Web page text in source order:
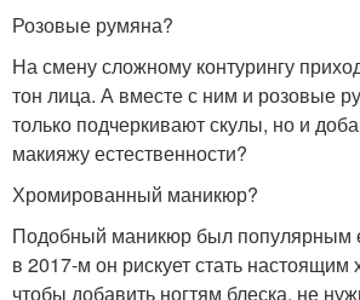
Розовые румяна?
На смену сложному контурингу
тон лица. А вместе с ним и розовые
только подчеркивают скулы, но и
макияжу естественности?
Хромированный маникюр?
Подобный маникюр был популярным
в 2017-м он рискует стать настоящим
чтобы добавить ногтям блеска, не